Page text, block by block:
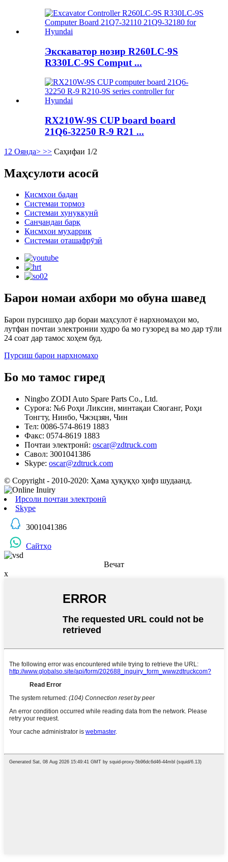
Экскаватор нозир R260LC-9S
R330LC-9S Comput ...
RX210W-9S CUP board board
21Q6-32250 R-9 R21 ...
1 2 Оянда> >> Саҳифаи 1/2
Маҳсулоти асосӣ
Қисмҳои бадан
Системаи тормоз
Системаи хунуккунӣ
Санҷандаи барқ
Қисмҳои муҳаррик
Системаи оташафрӯзӣ
Барои номаи ахбори мо обуна шавед
Барои пурсишҳо дар бораи маҳсулот ё нархномаҳои мо,
лутфан почтаи электронии худро ба мо гузоред ва мо дар тӯли
24 соат дар тамос хоҳем буд.
Пурсиш барои нархномахо
Бо мо тамос гиред
Ningbo ZODI Auto Spare Parts Co., Ltd.
Суроға: №6 Роҳи Ликсин, минтақаи Сяоганг, Роҳи
Тонгту, Нинбо, Чжэцзян, Чин
Тел: 0086-574-8619 1883
Факс: 0574-8619 1883
Почтаи электронӣ: oscar@zdtruck.com
Савол: 3001041386
Skype: oscar@zdtruck.com
© Copyright - 2010-2020: Ҳама ҳуқуқҳо ҳифз шудаанд.
Ирсоли почтаи электронӣ
Skype
3001041386
Сайтҳо
Вечат
x